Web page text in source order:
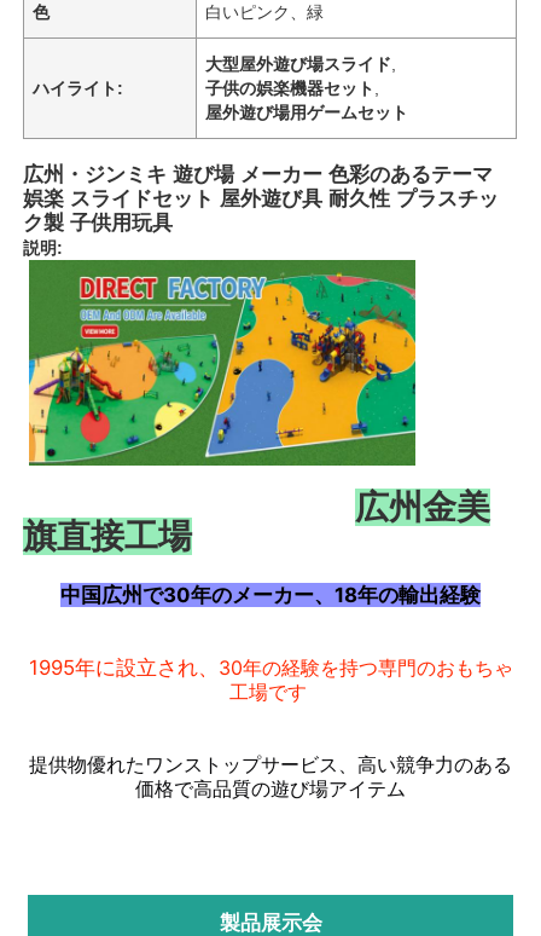
私たちについて
色 白いピンク、緑
ハイライト:
大型屋外遊び場スライド
子供の娯楽機器セット
屋外遊び場用ゲームセット
広州・ジンミキ 遊び場 メーカー 色彩のあるテーマ
娯楽 スライドセット 屋外遊び具 耐久性 プラスチッ
ク製 子供用玩具
説明:
広州金美
旗直接工場
中国広州で30年のメーカー、18年の輸出経験
1995年に設立され、 30年の経験を持つ専門のおもちゃ
工場です
提供物優れたワンストップサービス、高い競争力のある
価格で高品質の遊び場アイテム
製品展示会